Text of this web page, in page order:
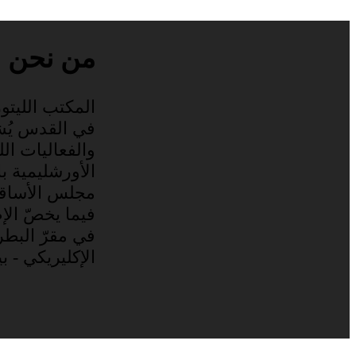
من نحن
المكتب
في القدس
والفعاليات
مجلس
فيما يخصّ
في مقرّ
الإكليريكي -